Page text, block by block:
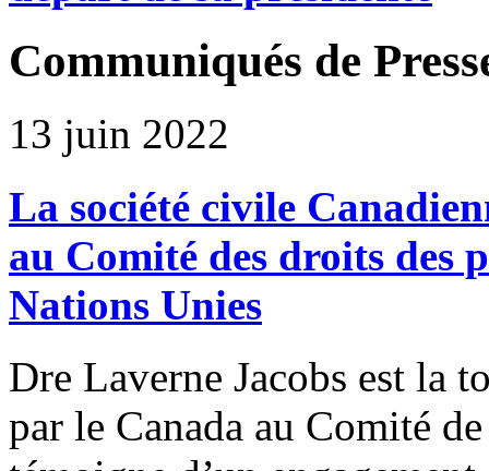
Communiqués de
13 juin 2022
La société civile
au Comité des droits des
Nations Unies
Dre Laverne Jacobs est la
par le Canada au Comité